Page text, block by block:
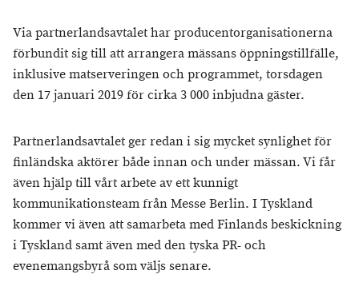
Via partnerlandsavtalet har producentorganisationerna
förbundit sig till att arrangera mässans öppningstillfälle,
inklusive matserveringen och programmet, torsdagen
den 17 januari 2019 för cirka 3 000 inbjudna gäster.
Partnerlandsavtalet ger redan i sig mycket synlighet för
finländska aktörer både innan och under mässan. Vi får
även hjälp till vårt arbete av ett kunnigt
kommunikationsteam från Messe Berlin. I Tyskland
kommer vi även att samarbeta med Finlands beskickning
i Tyskland samt även med den tyska PR- och
evenemangsbyrå som väljs senare.